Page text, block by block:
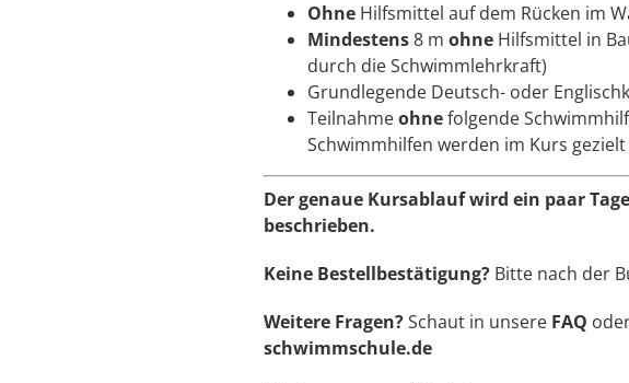
Ohne Hilfsmittel auf dem Rücken im
Mindestens8 m ohne Hilfsmittel in
durch die Schwimmlehrkraft)
Grundlegende Deutsch- oder
Teilnahmeohnefolgende
Schwimmhilfen werden im Kurs
Der genaue Kursablauf wird ein paar
beschrieben.
Keine Bestellbestätigung? Bitte nach der
Weitere Fragen?Schaut in unsere FAQ
schwimmschule.de